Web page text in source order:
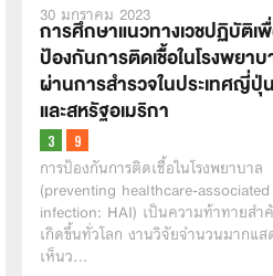
30 มกราคม 2023
การศึกษาแนวทางเวชปฏิบัติเ
ป้องกันการติดเชื้้อในโรงพยา
ผ่านการสำรวจในประเทศญี่ปุ่
และสหรัฐอเมริกา
การป้องกันการติดเชื้อในโรงพยาบาล
(preventing healthcare-associated
infection: HAI) เป็นความท้าทายส
เกิดขึ้นทั่วโลก งานวิจัยจำนวนมากแส
เห็นว…